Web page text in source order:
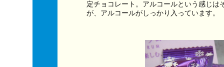
定チョコレート。アルコールという感じは
が、アルコールがしっかり入っています。